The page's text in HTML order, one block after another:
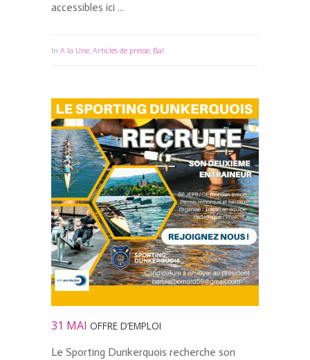
accessibles ici ...
In A la Une, Articles de presse, Bal
31 MAI OFFRE D’EMPLOI
Le Sporting Dunkerquois recherche son